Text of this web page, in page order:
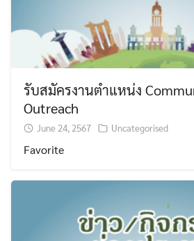
รับสมัครงานตำแหน่ง
Outreach
June 24, 2567 Uncategorised
Favorite